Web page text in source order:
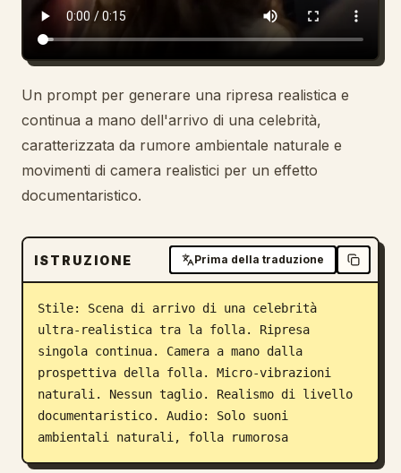
Un prompt per generare una ripresa realistica e
continua a mano dell'arrivo di una celebrità,
caratterizzata da rumore ambientale naturale e
movimenti di camera realistici per un effetto
documentaristico.
ISTRUZIONE Prima della traduzione
Stile: Scena di arrivo di una celebrità
ultra-realistica tra la folla. Ripresa
singola continua. Camera a mano dalla
prospettiva della folla. Micro-vibrazioni
naturali. Nessun taglio. Realismo di livello
documentaristico. Audio: Solo suoni
ambientali naturali, folla rumorosa